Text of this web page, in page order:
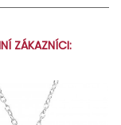
ZÁKAZNÍCI: